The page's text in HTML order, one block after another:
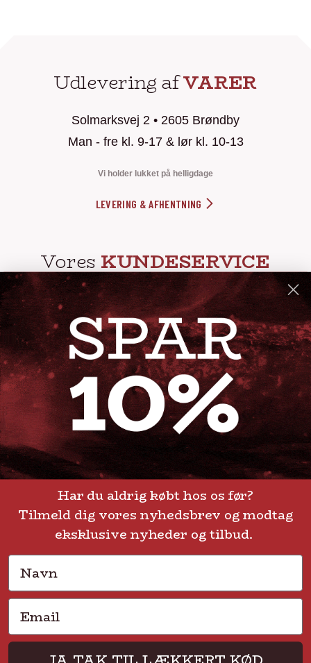
Udlevering afVARER
Solmarksvej 2 • 2605 Brøndby
Man - fre kl. 9-17 & lør kl. 10-13
Vi holder lukket på helligdage
LEVERING & AFHENTNING
Vores KUNDESERVICE
info@steak-out.dk
+45 53644030
Telefontid: man - fre kl. 10-15
GENVEJE
Levering eller afhentning Om Steak-out.dk
Persondatapolitik
Har du aldrig købt hos os før?
Tilmeld dig vores nyhedsbrev og modtag
eksklusive nyheder og tilbud.
Navn
Email